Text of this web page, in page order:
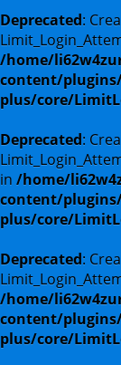
Deprecated:
/home/
content/
plus/core/
Deprecated:
in /home/
content/
plus/core/
Deprecated:
/home/
content/
plus/core/